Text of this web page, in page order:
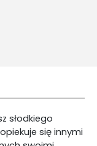
słodkiego
się innymi